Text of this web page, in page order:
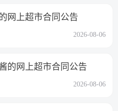
网上超市合同公告
2026-08-06
的网上超市合同公告
2026-08-06